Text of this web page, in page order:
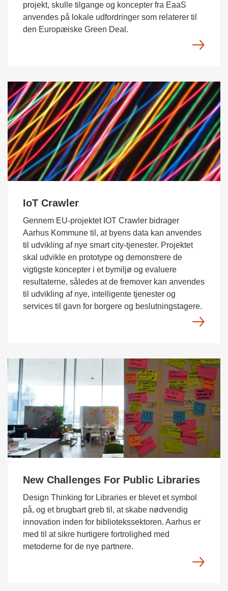
projekt, skulle tilgange og koncepter fra EaaS
anvendes på lokale udfordringer som relaterer til
den Europæiske Green Deal.
IoT Crawler
Gennem EU-projektet IOT Crawler bidrager
Aarhus Kommune til, at byens data kan anvendes
til udvikling af nye smart city-tjenester. Projektet
skal udvikle en prototype og demonstrere de
vigtigste koncepter i et bymiljø og evaluere
resultaterne, således at de fremover kan anvendes
til udvikling af nye, intelligente tjenester og
services til gavn for borgere og beslutningstagere.
New Challenges For Public Libraries
Design Thinking for Libraries er blevet et symbol
på, og et brugbart greb til, at skabe nødvendig
innovation inden for bibliotekssektoren. Aarhus er
med til at sikre hurtigere fortrolighed med
metoderne for de nye partnere.